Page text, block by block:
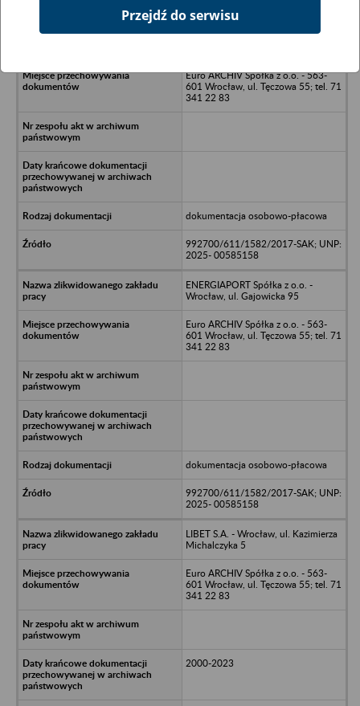
Bursa Szkolenia GOGA - Warszawa,
Euro ARCHIV Spółka z o.o. - 563-
601 Wrocław, ul. Tęczowa 55; tel. 71
341 22 83
dokumentacja osobowo-płacowa
992700/611/1582/2017-SAK; UNP:
2025- 00585158
ENERGIAPORT Spółka z o.o. -
Wrocław, ul. Gajowicka 95
Euro ARCHIV Spółka z o.o. - 563-
601 Wrocław, ul. Tęczowa 55; tel. 71
341 22 83
dokumentacja osobowo-płacowa
992700/611/1582/2017-SAK; UNP:
2025- 00585158
LIBET S.A. - Wrocław, ul. Kazimierza
Michalczyka 5
Euro ARCHIV Spółka z o.o. - 563-
601 Wrocław, ul. Tęczowa 55; tel. 71
341 22 83
2000-2023
Przejdź do serwisu